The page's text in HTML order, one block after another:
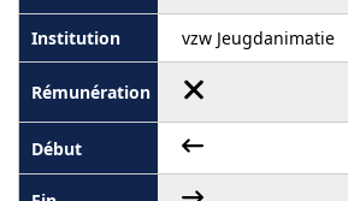
vzw Jeugdanimatie